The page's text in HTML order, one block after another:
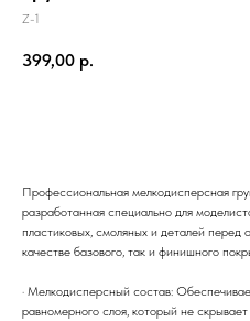
Z-1
399,00 р.
Профессиональная мелкодисперсная
разработанная специально для
пластиковых, смоляных и деталей перед
качестве базового, так и финишного
· Мелкодисперсный состав:
равномерного слоя, который не